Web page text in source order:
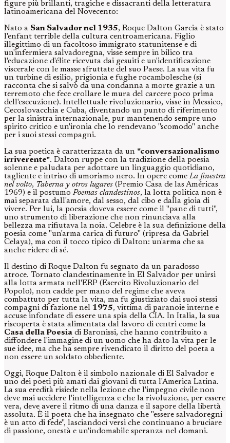
figure più brillanti, tragiche e dissacranti della letteratura
latinoamericana del Novecento:
Nato a San Salvador nel 1935, Roque Dalton Garcia è stato
l'enfant terrible della cultura centroamericana. Figlio
illegittimo di un facoltoso immigrato statunitense e di
un'infermiera salvadoregna, visse sempre in bilico tra
l'educazione d'élite ricevuta dai gesuiti e un'identificazione
viscerale con le masse sfruttate del suo Paese. La sua vita fu
un turbine di esilio, prigionia e fughe rocambolesche (si
racconta che si salvò da una condanna a morte grazie a un
terremoto che fece crollare le mura del carcere poco prima
dell'esecuzione). Intellettuale rivoluzionario, visse in Messico,
Cecoslovacchia e Cuba, diventando un punto di riferimento
per la sinistra internazionale, pur mantenendo sempre uno
spirito critico e un'ironia che lo rendevano "scomodo" anche
per i suoi stessi compagni.
La sua poetica è caratterizzata da un "conversazionalismo
irriverente". Dalton ruppe con la tradizione della poesia
solenne e paludata per adottare un linguaggio quotidiano,
tagliente e intriso di umorismo nero. In opere come La finestra
nel volto, Taberna y otros lugares (Premio Casa de las Américas
1969) e il postumo Poemas clandestinos, la lotta politica non è
mai separata dall'amore, dal sesso, dal cibo e dalla gioia di
vivere. Per lui, la poesia doveva essere come il "pane di tutti",
uno strumento di liberazione che non rinunciava alla
bellezza ma rifiutava la noia. Celebre è la sua definizione della
poesia come "un'arma carica di futuro" (ripresa da Gabriel
Celaya), ma con il tocco tipico di Dalton: un'arma che sa
anche ridere di sé.
Il destino di Roque Dalton fu segnato da un paradosso
atroce. Tornato clandestinamente in El Salvador per unirsi
alla lotta armata nell'ERP (Esercito Rivoluzionario del
Popolo), non cadde per mano del regime che aveva
combattuto per tutta la vita, ma fu giustiziato dai suoi stessi
compagni di fazione nel 1975, vittima di paranoie interne e
accuse infondate di essere una spia della CIA. In Italia, la sua
riscoperta è stata alimentata dal lavoro di centri come la
Casa della Poesia di Baronissi, che hanno contribuito a
diffondere l'immagine di un uomo che ha dato la vita per le
sue idee, ma che ha sempre rivendicato il diritto del poeta a
non essere un soldato obbediente.
Oggi, Roque Dalton è il simbolo nazionale di El Salvador e
uno dei poeti più amati dai giovani di tutta l'America Latina.
La sua eredità risiede nella lezione che l'impegno civile non
deve mai uccidere l'intelligenza e che la rivoluzione, per essere
vera, deve avere il ritmo di una danza e il sapore della libertà
assoluta. È il poeta che ha insegnato che "essere salvadoregni
è un atto di fede", lasciandoci versi che continuano a bruciare
di passione, onestà e un'indomabile speranza nel domani.